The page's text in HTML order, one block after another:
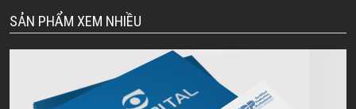
SẢN PHẨM XEM NHIỀU